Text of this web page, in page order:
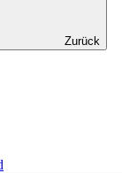
Zurück